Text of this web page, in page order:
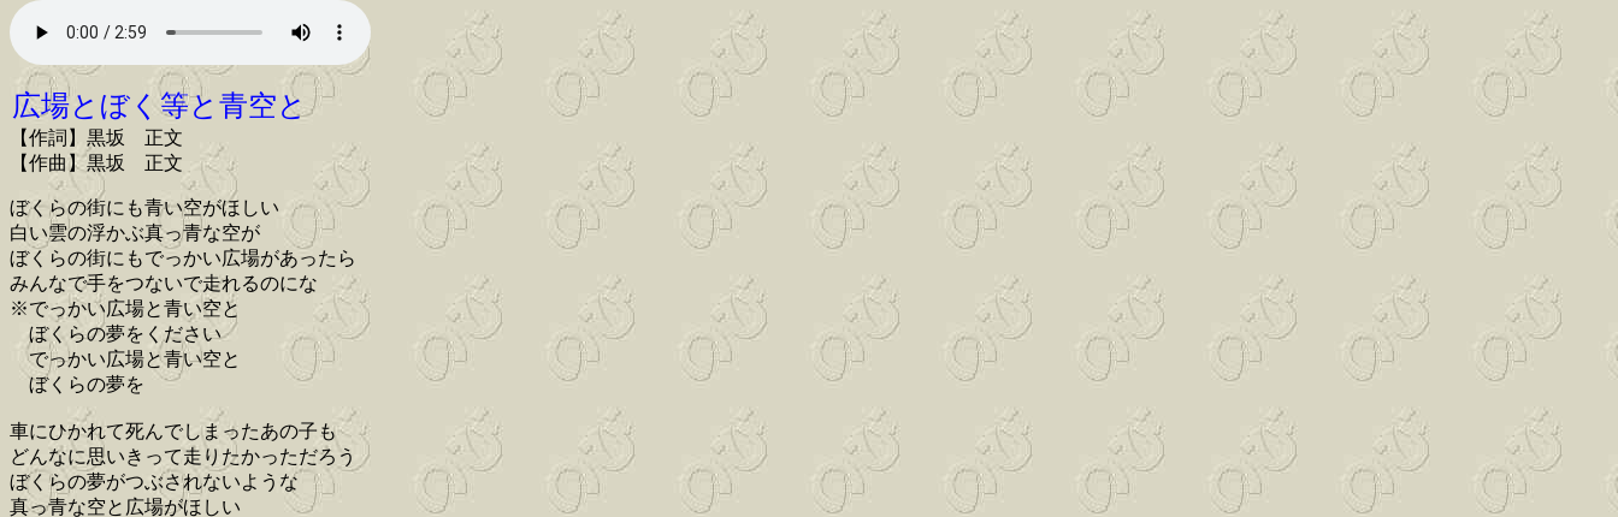
広場とぼく等と青空と
【作詞】黒坂 正文
【作曲】黒坂 正文
ぼくらの街にも青い空がほしい
白い雲の浮かぶ真っ青な空が
ぼくらの街にもでっかい広場があったら
みんなで手をつないで走れるのにな
※でっかい広場と青い空と
ぼくらの夢をください
でっかい広場と青い空と
ぼくらの夢を
車にひかれて死んでしまったあの子も
どんなに思いきって走りたかっただろう
ぼくらの夢がつぶされないような
真っ青な空と広場がほしい